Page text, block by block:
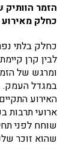
הזמר
כחלק
כחלק בלתי
לבין קרן
ומרגש של
במגדל העמק.
האירוע
ארועי תרבות
שוחח לפני